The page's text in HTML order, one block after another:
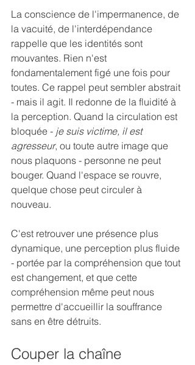
La conscience de l'impermanence, de
la vacuité, de l'interdépendance
rappelle que les identités sont
mouvantes. Rien n'est
fondamentalement figé une fois pour
toutes. Ce rappel peut sembler abstrait
- mais il agit. Il redonne de la fluidité à
la perception. Quand la circulation est
bloquée - je suis victime, il est
agresseur, ou toute autre image que
nous plaquons - personne ne peut
bouger. Quand l'espace se rouvre,
quelque chose peut circuler à
nouveau.
C'est retrouver une présence plus
dynamique, une perception plus fluide
- portée par la compréhension que tout
est changement, et que cette
compréhension même peut nous
permettre d'accueillir la souffrance
sans en être détruits.
Couper la chaîne